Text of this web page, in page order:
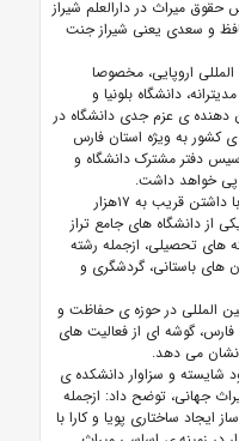
میراث در دارالعلم شیراز
و سعدی یعنی شیراز جنت
اروپایی، مخصوصا
دانشگاه بلونیا و
دهنده ی عزم جدی دانشگاه در
کشور به ویژه استان فارس
دفتر مشترک دانشگاه و
پی خواهد داشت.
رئیس دانشگاه شیراز گفت: دانشگاه شیراز با داشتن قریب به ۱۷هزار
علمی، یکی از دانشگاه های جامع تراز
های تحصیلی، ازجمله رشته
های باستانی، گردشگری و
المللی در حوزه ی حفاظت و
گوشه ای از فعالیت های
نشان می دهد.
شایسته و سزاوار دانشکده ی
جهانی، توضح داد: ازجمله
ایجاد ساختاری پویا و کارا با